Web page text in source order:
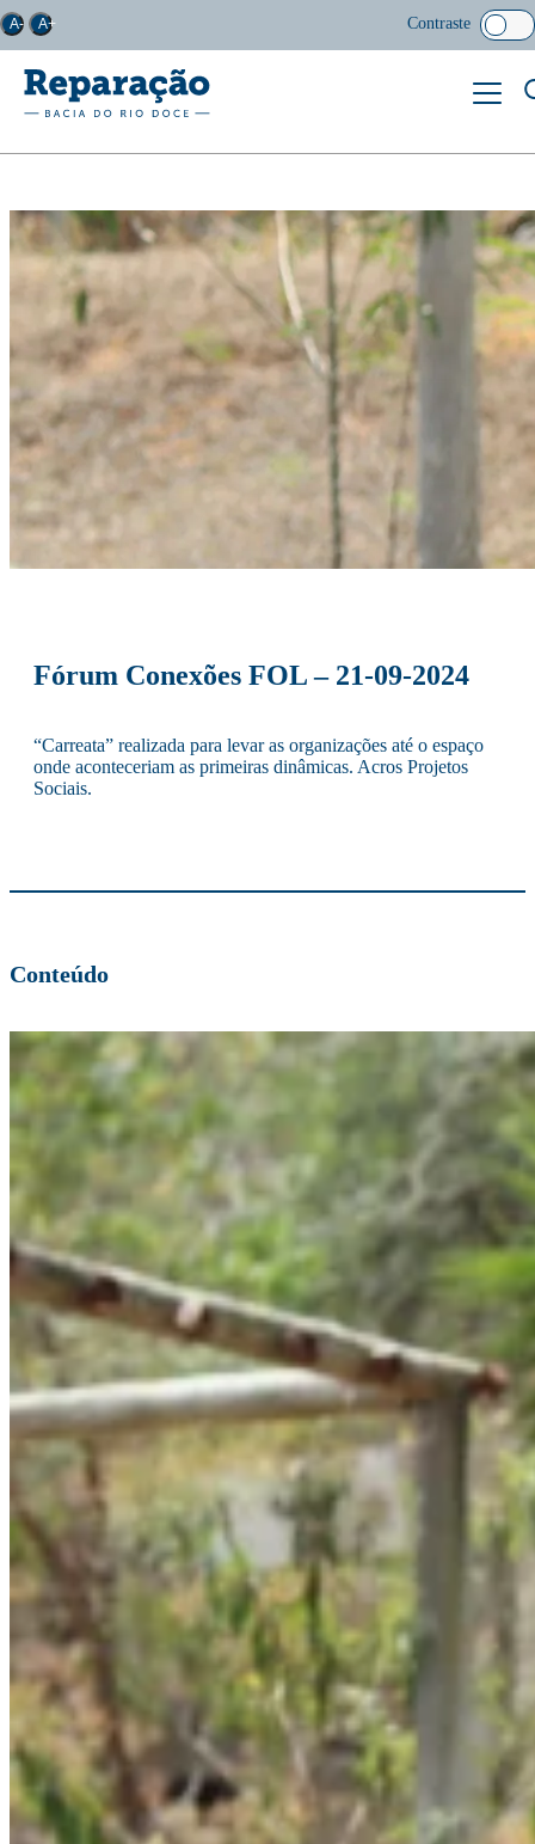
A- A+ Contraste
Fórum Conexões FOL – 21-09-2024
“Carreata” realizada para levar as organizações até o espaço
onde aconteceriam as primeiras dinâmicas. Acros Projetos
Sociais.
Conteúdo